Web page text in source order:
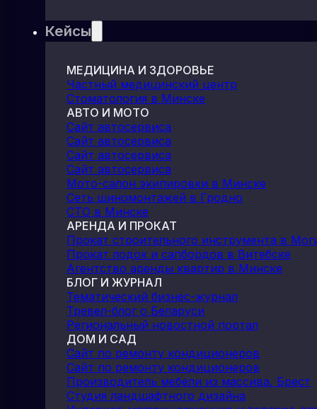
Кейсы
МЕДИЦИНА И ЗДОРОВЬЕ
Частный медицинский центр
Стоматология в Минске
АВТО И МОТО
Сайт автосервиса
Сайт автосервиса
Сайт автосервиса
Сайт автосервиса
Мото-салон экипировки в Минске
Сеть шиномонтажей в Гродно
СТО в Минске
АРЕНДА И ПРОКАТ
Прокат строительного инструмента в
Прокат лодок и сапбордов в Витебске
Агентство аренды квартир в Минске
БЛОГ И ЖУРНАЛ
Тематический бизнес-журнал
Тревел-блог о Беларуси
Региональный новостной портал
ДОМ И САД
Сайт по ремонту кондиционеров
Сайт по ремонту кондиционеров
Производитель мебели из массива, Брест
Студия ландшафтного дизайна